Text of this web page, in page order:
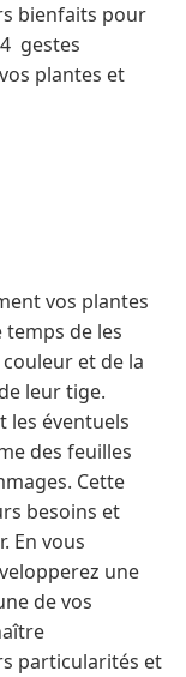
bienfaits pour
gestes
plantes et
vos plantes
de les
et de la
leur tige.
les éventuels
des feuilles
Cette
besoins et
En vous
une
de vos
particularités et